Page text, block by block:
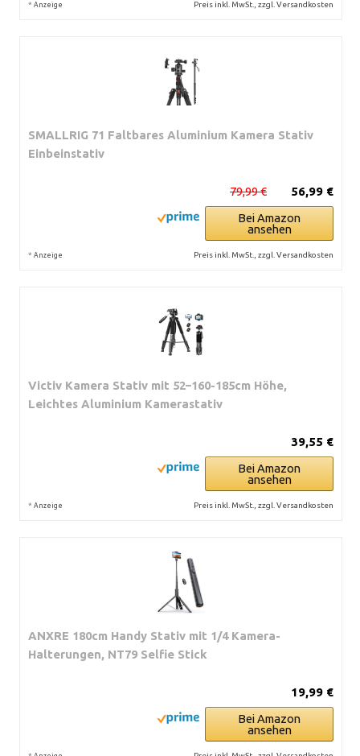
* Anzeige Preis inkl. MwSt., zzgl. Versandkosten
SMALLRIG 71 Faltbares Aluminium Kamera Stativ
Einbeinstativ
56,99 €
79,99 €
Bei Amazon
ansehen
* Anzeige Preis inkl. MwSt., zzgl. Versandkosten
Victiv Kamera Stativ mit 52–160-185cm Höhe,
Leichtes Aluminium Kamerastativ
39,55 €
Bei Amazon
ansehen
* Anzeige Preis inkl. MwSt., zzgl. Versandkosten
ANXRE 180cm Handy Stativ mit 1/4 Kamera-
Halterungen, NT79 Selfie Stick
19,99 €
Bei Amazon
ansehen